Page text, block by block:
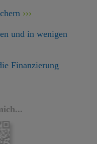
und in wenigen
Finanzierung